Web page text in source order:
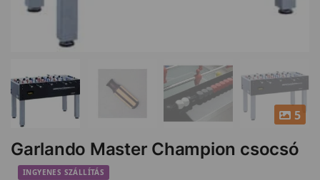
5
Garlando Master Champion csocsó
INGYENES SZÁLLÍTÁS